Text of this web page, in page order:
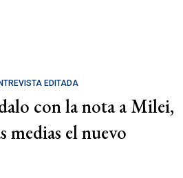
EDITADA
con la nota a Milei,
medias el nuevo